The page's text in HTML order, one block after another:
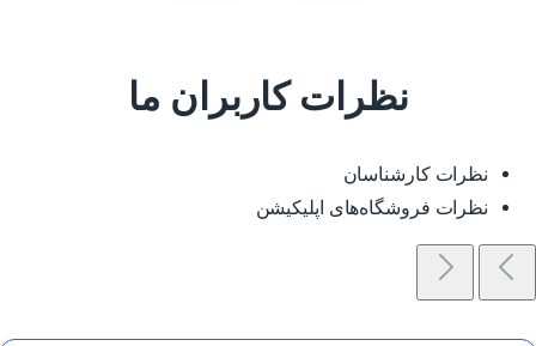
نظرات کاربران ما
نظرات کارشناسان
نظرات فروشگاه‌های اپلیکیشن